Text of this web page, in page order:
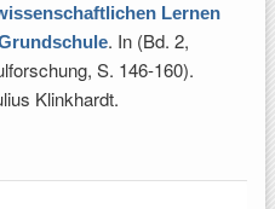
Lernen
. In (Bd. 2,
S. 146-160).
Klinkhardt.